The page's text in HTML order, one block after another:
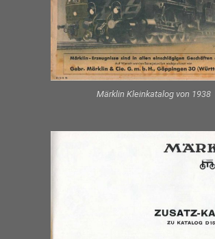
Märklin Kleinkatalog von 1938